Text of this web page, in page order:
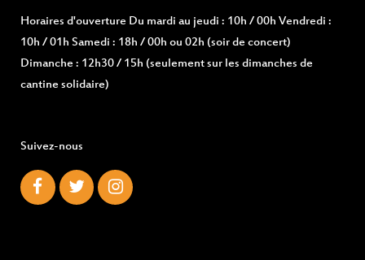
Horaires d'ouverture Du mardi au jeudi : 10h / 00h Vendredi :
10h / 01h Samedi : 18h / 00h ou 02h (soir de concert)
Dimanche : 12h30 / 15h (seulement sur les dimanches de
cantine solidaire)
Suivez-nous